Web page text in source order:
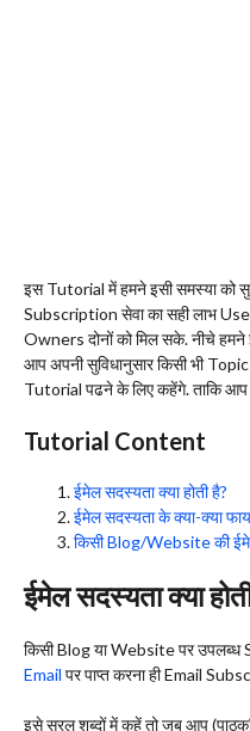
इस Tutorial में हमने इसी समस्या को
Subscription सेवा का सही लाभ
Owners दोनों को मिल सके. नीचे
आप अपनी सुविधानुसार किसी भी
Tutorial पढने के लिए कहेंगे. ताकि आप
Tutorial Content
ईमेल सदस्यता क्या होती है?
ईमेल सदस्यता के क्या-क्या
किसी Blog/Website की
ईमेल सदस्यता क्या
किसी Blog या Website पर
Email पर पाप्त करना ही Email
इसे सरल शब्दों में कहें तो जब आप